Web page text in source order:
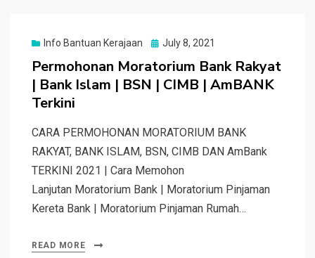
Info Bantuan Kerajaan
Posted
July 8, 2021
Permohonan Moratorium Bank Rakyat
| Bank Islam | BSN | CIMB | AmBANK
Terkini
CARA PERMOHONAN MORATORIUM BANK
RAKYAT, BANK ISLAM, BSN, CIMB DAN AmBank
TERKINI 2021 | Cara Memohon
Lanjutan Moratorium Bank | Moratorium Pinjaman
Kereta Bank | Moratorium Pinjaman Rumah…
READ MORE